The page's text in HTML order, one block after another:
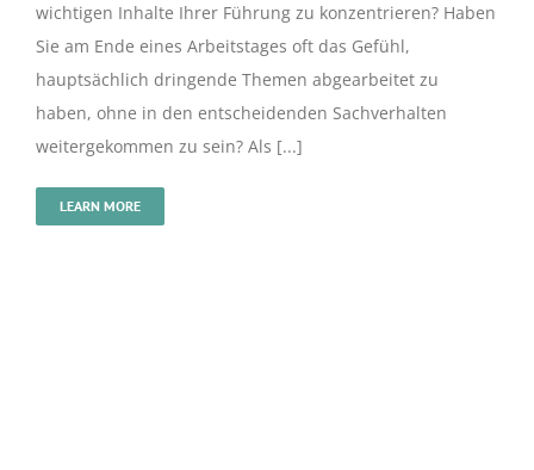
wichtigen Inhalte Ihrer Führung zu konzentrieren? Haben
Sie am Ende eines Arbeitstages oft das Gefühl,
hauptsächlich dringende Themen abgearbeitet zu
haben, ohne in den entscheidenden Sachverhalten
weitergekommen zu sein? Als [...]
LEARN MORE